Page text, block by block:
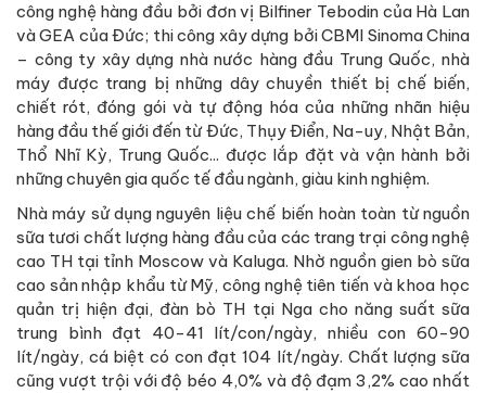
công nghệ hàng đầu bởi đơn vị Bilfiner Tebodin của Hà Lan
và GEA của Đức; thi công xây dựng bởi CBMI Sinoma China
– công ty xây dựng nhà nước hàng đầu Trung Quốc, nhà
máy được trang bị những dây chuyền thiết bị chế biến,
chiết rót, đóng gói và tự động hóa của những nhãn hiệu
hàng đầu thế giới đến từ Đức, Thụy Điển, Na-uy, Nhật Bản,
Thổ Nhĩ Kỳ, Trung Quốc... được lắp đặt và vận hành bởi
những chuyên gia quốc tế đầu ngành, giàu kinh nghiệm.
Nhà máy sử dụng nguyên liệu chế biến hoàn toàn từ nguồn
sữa tươi chất lượng hàng đầu của các trang trại công nghệ
cao TH tại tỉnh Moscow và Kaluga. Nhờ nguồn gien bò sữa
cao sản nhập khẩu từ Mỹ, công nghệ tiên tiến và khoa học
quản trị hiện đại, đàn bò TH tại Nga cho năng suất sữa
trung bình đạt 40-41 lít/con/ngày, nhiều con 60-90
lít/ngày, cá biệt có con đạt 104 lít/ngày. Chất lượng sữa
cũng vượt trội với độ béo 4,0% và độ đạm 3,2% cao nhất